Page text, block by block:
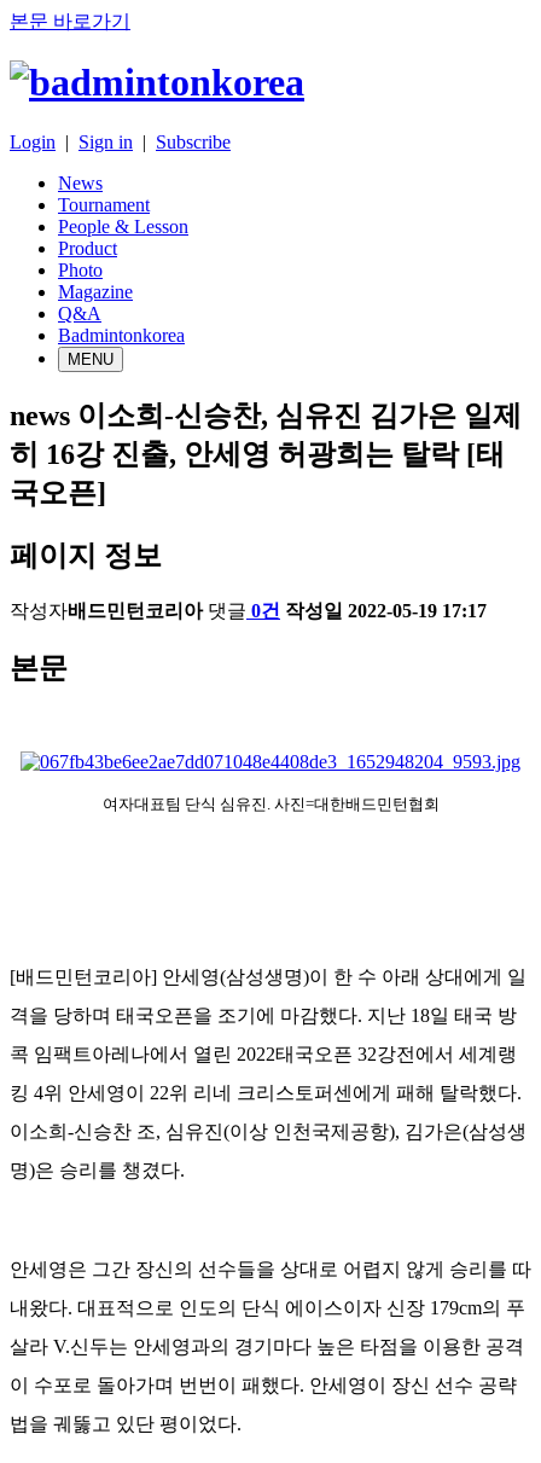
본문 바로가기
Login | Sign in | Subscribe
News
Tournament
People & Lesson
Product
Photo
Magazine
Q&A
Badmintonkorea
MENU
news 이소희-신승찬, 심유진 김가은 일제
히 16강 진출, 안세영 허광희는 탈락 [태
국오픈]
페이지 정보
작성자배드민턴코리아 댓글 0건 작성일 2022-05-19 17:17
본문
여자대표팀 단식 심유진. 사진=대한배드민턴협회
[배드민턴코리아] 안세영(삼성생명)이 한 수 아래 상대에게 일
격을 당하며 태국오픈을 조기에 마감했다. 지난 18일 태국 방
콕 임팩트아레나에서 열린 2022태국오픈 32강전에서 세계랭
킹 4위 안세영이 22위 리네 크리스토퍼센에게 패해 탈락했다.
이소희-신승찬 조, 심유진(이상 인천국제공항), 김가은(삼성생
명)은 승리를 챙겼다.
안세영은 그간 장신의 선수들을 상대로 어렵지 않게 승리를 따
내왔다. 대표적으로 인도의 단식 에이스이자 신장 179cm의 푸
살라 V.신두는 안세영과의 경기마다 높은 타점을 이용한 공격
이 수포로 돌아가며 번번이 패했다. 안세영이 장신 선수 공략
법을 궤뚫고 있단 평이었다.